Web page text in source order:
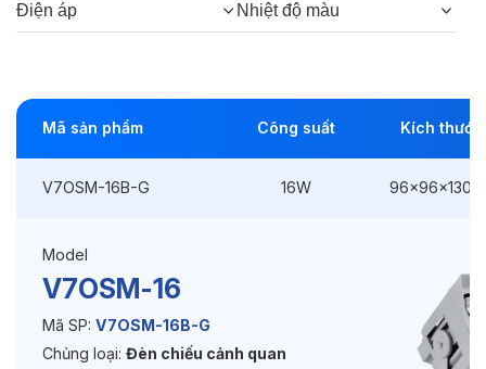
Kiểu lắp đặt:
Ghim / Cắm
Kích thước
96x96x130mm
Điện áp:220VAC, 50Hz
Độ bền & tùy chọn mở rộng
Tuổi thọ:>30000h
Bảo hành:3 năm
Điện áp Nhiệt độ màu
Mã sản phẩm Công suất Kích thước
V7OSM-16B-G 16W
Model
V7OSM-16
Mã SP: V7OSM-16B-G
Chủng loại: Đèn chiếu cảnh quan